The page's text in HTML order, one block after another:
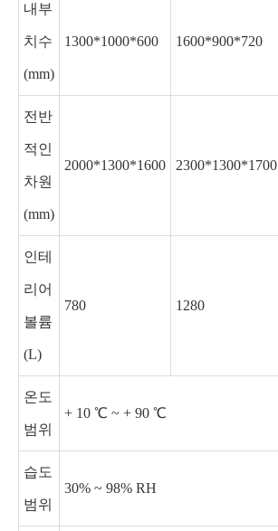
내부
치수
(mm)
1300*1000*600 1600*900*720
전반
적인
차원
(mm)
2000*1300*1600 2300*1300*1700
인테
리어
볼륨
(L)
780 1280
온도
범위
+ 10 ℃ ~ + 90 ℃
습도
범위
30% ~ 98% RH